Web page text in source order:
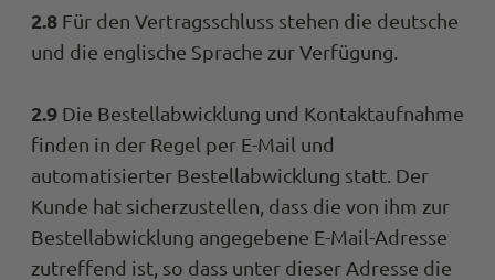
2.8 Für den Vertragsschluss stehen die deutsche
und die englische Sprache zur Verfügung.
2.9 Die Bestellabwicklung und Kontaktaufnahme
finden in der Regel per E-Mail und
automatisierter Bestellabwicklung statt. Der
Kunde hat sicherzustellen, dass die von ihm zur
Bestellabwicklung angegebene E-Mail-Adresse
zutreffend ist, so dass unter dieser Adresse die